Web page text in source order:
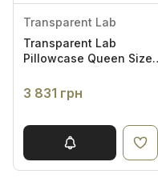
Transparent Lab
Transparent Lab
Pillowcase Queen Size
зволожуючими та
антивіковими
3 831 грн